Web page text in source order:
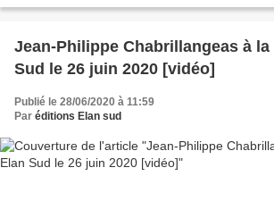
Jean-Philippe Chabrillangeas à
Sud le 26 juin 2020 [vidéo]
Publié le 28/06/2020 à 11:59
Par éditions Elan sud